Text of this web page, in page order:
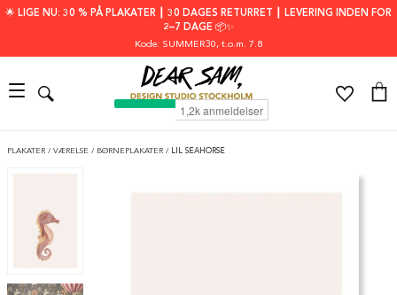
🌟 LIGE NU: 30 % PÅ PLAKATER ┃ 30 DAGES RETURRET ┃ LEVERING INDEN FOR
2–7 DAGE 📦✨
Kode: SUMMER30, t.o.m. 7.8
PLAKATER / VÆRELSE / BØRNEPLAKATER / LIL SEAHORSE